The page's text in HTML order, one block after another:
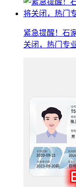
紧急提醒！石
关闭，热门专